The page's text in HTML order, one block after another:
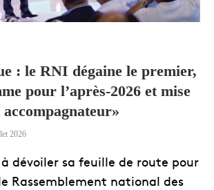
: le RNI dégaine le premier,
pour l’après-2026 et mise
2026
dévoiler sa feuille de route pour
Rassemblement national des